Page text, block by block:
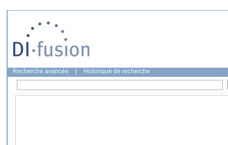
Recherche avancée Historique de recherche